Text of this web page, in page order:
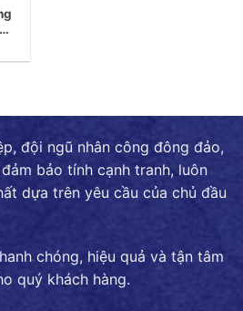
đội ngũ nhân công đông đảo,
bảo tính cạnh tranh, luôn
dựa trên yêu cầu của chủ đầu
chóng, hiệu quả và tận tâm
quý khách hàng.